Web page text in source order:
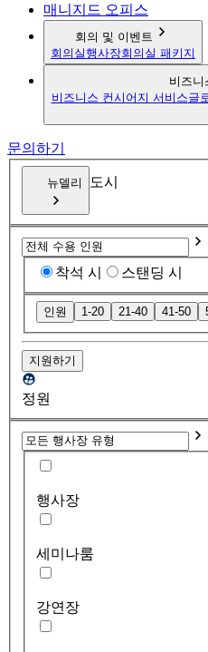
매니지드 오피스
회의 및 이벤트
회의실행사장회의실 패키지
비즈니
비즈니스 컨시어지 서비스글
문의하기
뉴델리 도시
착석 시 스탠딩 시
인원 1-20 21-40 41-50
지원하기
정원
행사장
세미나룸
강연장